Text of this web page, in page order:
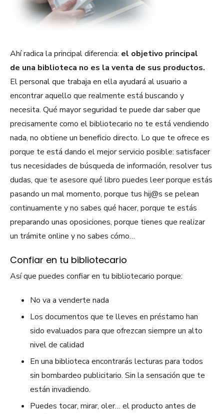
Ahí radica la principal diferencia: el objetivo principal
de una biblioteca no es la venta de sus productos.
El personal que trabaja en ella ayudará al usuario a
encontrar aquello que realmente está buscando y
necesita. Qué mayor seguridad te puede dar saber que
precisamente como el bibliotecario no te está vendiendo
nada, no obtiene un beneficio directo. Lo que te ofrece es
porque te está dando el mejor servicio posible: satisfacer
tus necesidades de búsqueda de información, resolver tus
dudas, que te asesore qué libro puedes leer porque estás
pasando un mal momento, porque tus hij@s se pelean
continuamente y no sabes qué hacer, porque te estás
preparando unas oposiciones, porque tienes que realizar
un trámite online y no sabes cómo…
Confiar en tu bibliotecario
Así que puedes confiar en tu bibliotecario porque:
No va a venderte nada
Los documentos que te lleves en préstamo han
sido evaluados para que ofrezcan siempre un alto
nivel de calidad
En una biblioteca encontrarás lecturas para todos
sin bombardeo publicitario. Sin la sensación que te
están invadiendo.
Puedes tocar, mirar, oler… el producto antes de